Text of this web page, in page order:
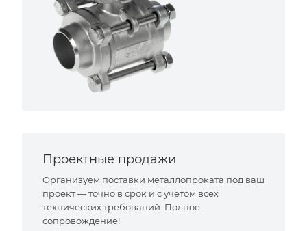
Проектные продажи
Организуем поставки металлопроката под ваш
проект — точно в срок и с учётом всех
технических требований. Полное
сопровождение!